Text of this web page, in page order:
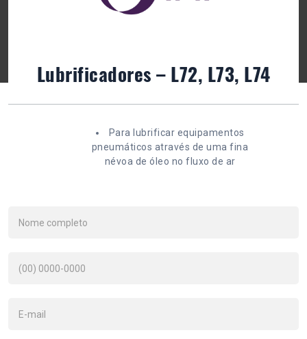
Lubrificadores – L72, L73, L74
Para lubrificar equipamentos
pneumáticos através de uma fina
névoa de óleo no fluxo de ar